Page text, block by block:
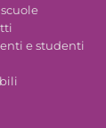
e studenti